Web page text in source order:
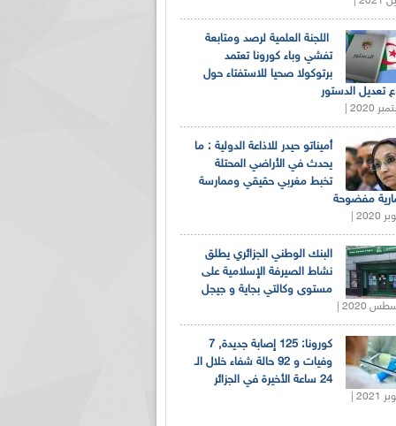
اللجنة العلمية لرصد ومتابعة
تفشي وباء كورونا تعتمد
برتوكولا صحيا للاستفتاء حول
تعديل الدستور
أميناتو حيدر للاذاعة الدولية : ما
يحدث في الأراضي المحتلة
تخبط مغربي حقيقي وممارسة
مفضوحة
البنك الوطني الجزائري يطلق
نشاط الصيرفة الإسلامية على
مستوى وكالتي بجاية و جيجل
كورونا: 125 إصابة جديدة, 7
وفيات و 92 حالة شفاء خلال الـ
24 ساعة الأخيرة في الجزائر